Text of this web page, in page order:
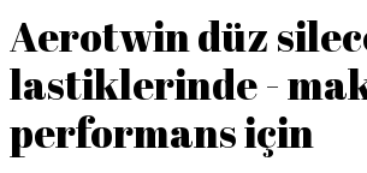
Aerotwin düz
lastiklerinde -
performans için